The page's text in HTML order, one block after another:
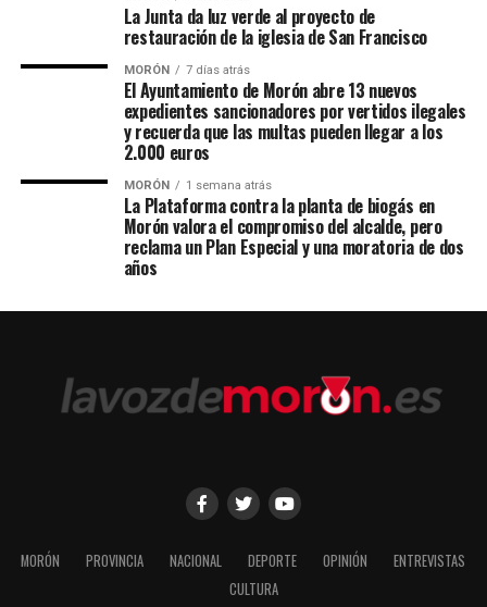
La Junta da luz verde al proyecto de
restauración de la iglesia de San Francisco
MORÓN 7 días atrás
El Ayuntamiento de Morón abre 13 nuevos
expedientes sancionadores por vertidos ilegales
y recuerda que las multas pueden llegar a los
2.000 euros
MORÓN 1 semana atrás
La Plataforma contra la planta de biogás en
Morón valora el compromiso del alcalde, pero
reclama un Plan Especial y una moratoria de dos
años
MORÓN PROVINCIA NACIONAL DEPORTE OPINIÓN
ENTREVISTAS
CULTURA